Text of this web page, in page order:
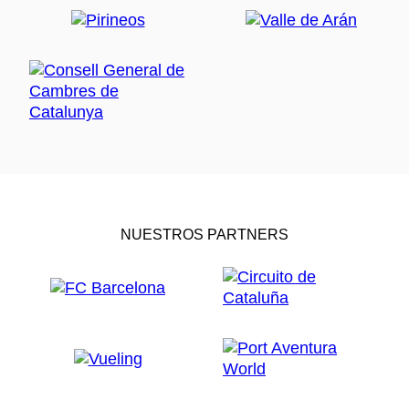
NUESTROS PARTNERS